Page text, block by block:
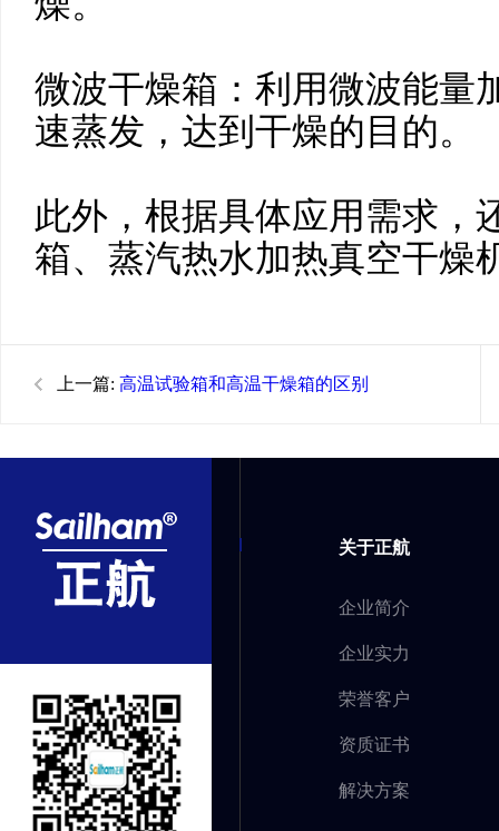
微波干燥箱：利用微波能量
速蒸发，达到干燥的目的。
此外，根据具体应用需求，
箱、蒸汽热水加热真空干燥
上一篇: 高温试验箱和高温干燥箱的区别
关于正航
企业简介
企业实力
荣誉客户
资质证书
解决方案